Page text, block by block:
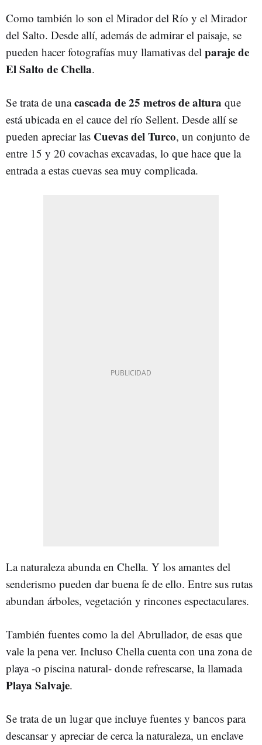
Como también lo son el Mirador del Río y el Mirador
del Salto. Desde allí, además de admirar el paisaje, se
pueden hacer fotografías muy llamativas del paraje de
El Salto de Chella.
Se trata de unacascada de 25 metros de altura que
está ubicada en el cauce del río Sellent. Desde allí se
pueden apreciar las Cuevas del Turco, un conjunto de
entre 15 y 20 covachas excavadas, lo que hace que la
entrada a estas cuevas sea muy complicada.
La naturaleza abunda en Chella. Y los amantes del
senderismo pueden dar buena fe de ello. Entre sus rutas
abundan árboles, vegetación y rincones espectaculares.
También fuentes como la del Abrullador, de esas que
vale la pena ver. Incluso Chella cuenta con una zona de
playa -o piscina natural- donde refrescarse, la llamada
Playa Salvaje.
Se trata de un lugar que incluye fuentes y bancos para
descansar y apreciar de cerca la naturaleza, un enclave